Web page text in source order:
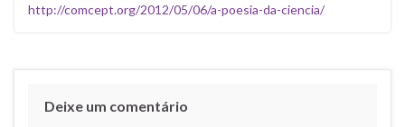
http://comcept.org/2012/05/06/a-poesia-da-ciencia/
Deixe um comentário